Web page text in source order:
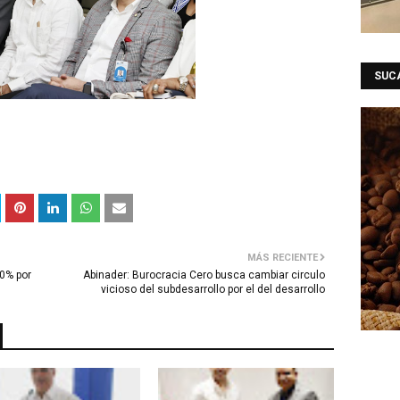
MÁS RECIENTE
Abinader: Burocracia Cero busca cambiar circulo
vicioso del subdesarrollo por el del desarrollo
por